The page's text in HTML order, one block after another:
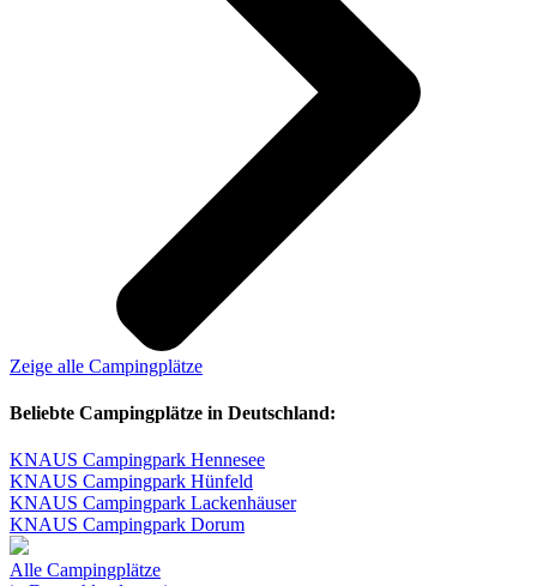
Zeige alle Campingplätze
Beliebte Campingplätze in Deutschland:
KNAUS Campingpark Hennesee
KNAUS Campingpark Hünfeld
KNAUS Campingpark Lackenhäuser
KNAUS Campingpark Dorum
Alle Campingplätze